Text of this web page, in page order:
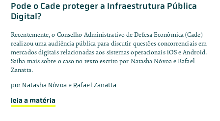
Pode o Cade proteger a Infraestrutura Pública
Digital?
Recentemente, o Conselho Administrativo de Defesa Econômica (Cade)
realizou uma audiência pública para discutir questões concorrenciais em
mercados digitais relacionadas aos sistemas operacionais iOS e Android.
Saiba mais sobre o caso no texto escrito por Natasha Nóvoa e Rafael
Zanatta.
por Natasha Nóvoa e Rafael Zanatta
leia a matéria